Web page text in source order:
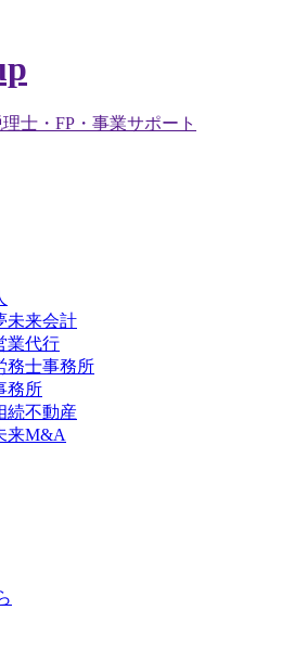
士・FP・事業サポート
未来会計
業代行
務士事務所
務所
続不動産
来M&A